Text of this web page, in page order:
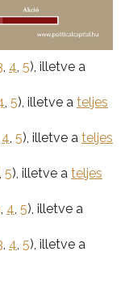
, 4, 5), illetve a
, 5), illetve a teljes
4, 5), illetve a teljes
, 5), illetve a teljes
, 4, 5), illetve a
, 4, 5), illetve a